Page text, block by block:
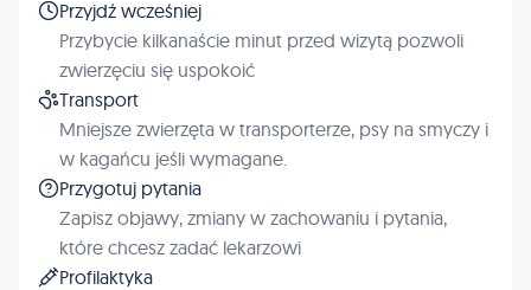
Przyjdź wcześniej
Przybycie kilkanaście minut przed wizytą pozwoli
zwierzęciu się uspokoić
Transport
Mniejsze zwierzęta w transporterze, psy na smyczy i
w kagańcu jeśli wymagane.
Przygotuj pytania
Zapisz objawy, zmiany w zachowaniu i pytania,
które chcesz zadać lekarzowi
Profilaktyka